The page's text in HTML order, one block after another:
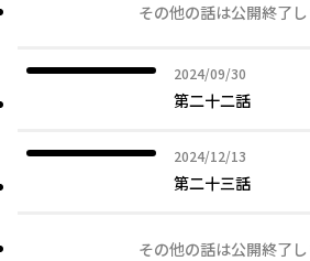
その他の話は公開終了
2024/09/30
2024年09月30日
第二十二話
2024/12/13
2024年12月13日
第二十三話
その他の話は公開終了